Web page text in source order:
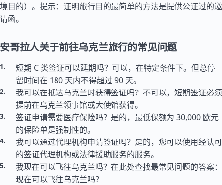
境目的）。提示：证明旅行目的最简单的方法是提供公证过的邀
请函。
安哥拉人关于前往乌克兰旅行的常见问题
短期 C 类签证可以延期吗？可以，在特定条件下。但总停
留时间在 180 天内不得超过 90 天。
我可以在抵达乌克兰时获得签证吗？不可以，短期签证必须
提前在乌克兰领事馆或大使馆获得。
签证申请需要医疗保险吗？是的，最低保额为 30,000 欧元
的保险单是强制性的。
我可以通过代理机构申请签证吗？是的，您可以使用经认可
的签证代理机构或法律援助服务的服务。
我现在可以飞往乌克兰吗？在此处查找最常见问题的答案：
现在可以飞往乌克兰吗？